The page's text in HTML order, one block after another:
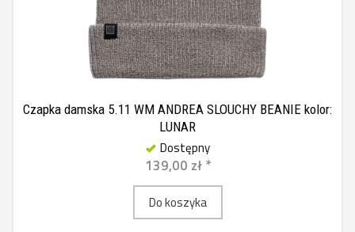
Czapka damska 5.11 WM ANDREA SLOUCHY BEANIE kolor:
LUNAR
Dostępny
139,00 zł *
Do koszyka